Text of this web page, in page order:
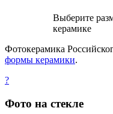
Выберите
керамике
Фотокерамика
формы керамики.
?
Фото на стекле